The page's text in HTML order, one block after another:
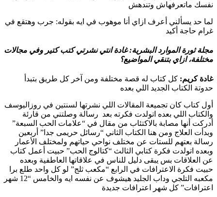
نفسك ماتعرفهاش وتندهش
لما حد يسألني أعرف ازاي أنا موهوب في ايه بقوله: جرب وهتقع في
غرام حاجة أكيد
مجلة ثورة الموارد البشرية:غادة انتي نشرتي كتب كتير وفي مجالات
مختلفة، ازاي بتنقي المواضيع؟
غادة كريم: كل كتاب له قصة مختلفة ومن آخر كل طريق بتبدأ
حدوتة الكتاب الجديد اللي بعده
أول كتاب كان تجميعة المقالات اللي نشرتها لسنتين في روزاليوسف
والكتاب اللي بعده اتولدت فكرته بعد رسالة وصلتني من قارئة
أدركت أنها مصابة بالاكتئاب من مقال في “علامات الحب السبعة”
وبدأت العلاج ومن هنا الكتاب الثاني “رسائل حريمى جدا” أربعين
رسالة بعتهم للستات عن مختلف نواحي حياتهم ولمختلف الأعمار
وبعده اتولدت فكرة كتابي الثالث “كتالوج الحب” حبيت أعمل كتاب
عن العلاقات بس يبقى دليل للناس في علاقاتها العاطفية وبعده
حبيت فكرة الاعترافات في الرابع “مكعب ثلج” لو كل واحد طلع برا
مكعبه التلجي وداب الجليد هيشوف عن نفسه ايه والخامس “12 شهر
اعترافات” كل شهر اعترافات جديدة